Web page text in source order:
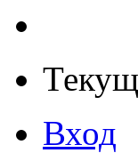
Вход